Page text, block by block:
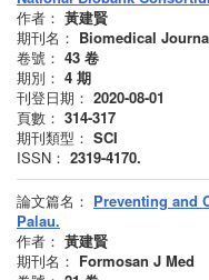
作者： 黃建賢
期刊名： Biomedical
卷號： 43 卷
期別： 4 期
刊登日期： 2020-08-01
頁數： 314-317
期刊類型： SCI
ISSN： 2319-4170.
論文篇名： Preventing and
Palau.
作者： 黃建賢
期刊名： Formosan J Med